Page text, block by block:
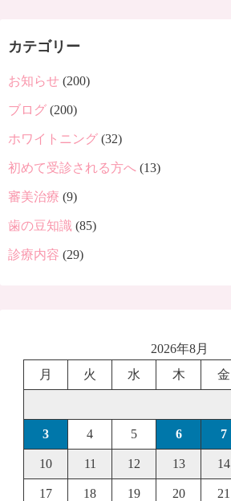
カテゴリー
お知らせ (200)
ブログ (200)
ホワイトニング (32)
初めて受診される方へ (13)
審美治療 (9)
歯の豆知識 (85)
診療内容 (29)
2026年8月
月
火 水 木 金
3 4 5 6 7
10 11 12 13 14
17 18 19 20 21